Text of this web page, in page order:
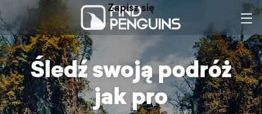
Zapisz się
Zaloguj się
Śledź swoją podróż
jak pro